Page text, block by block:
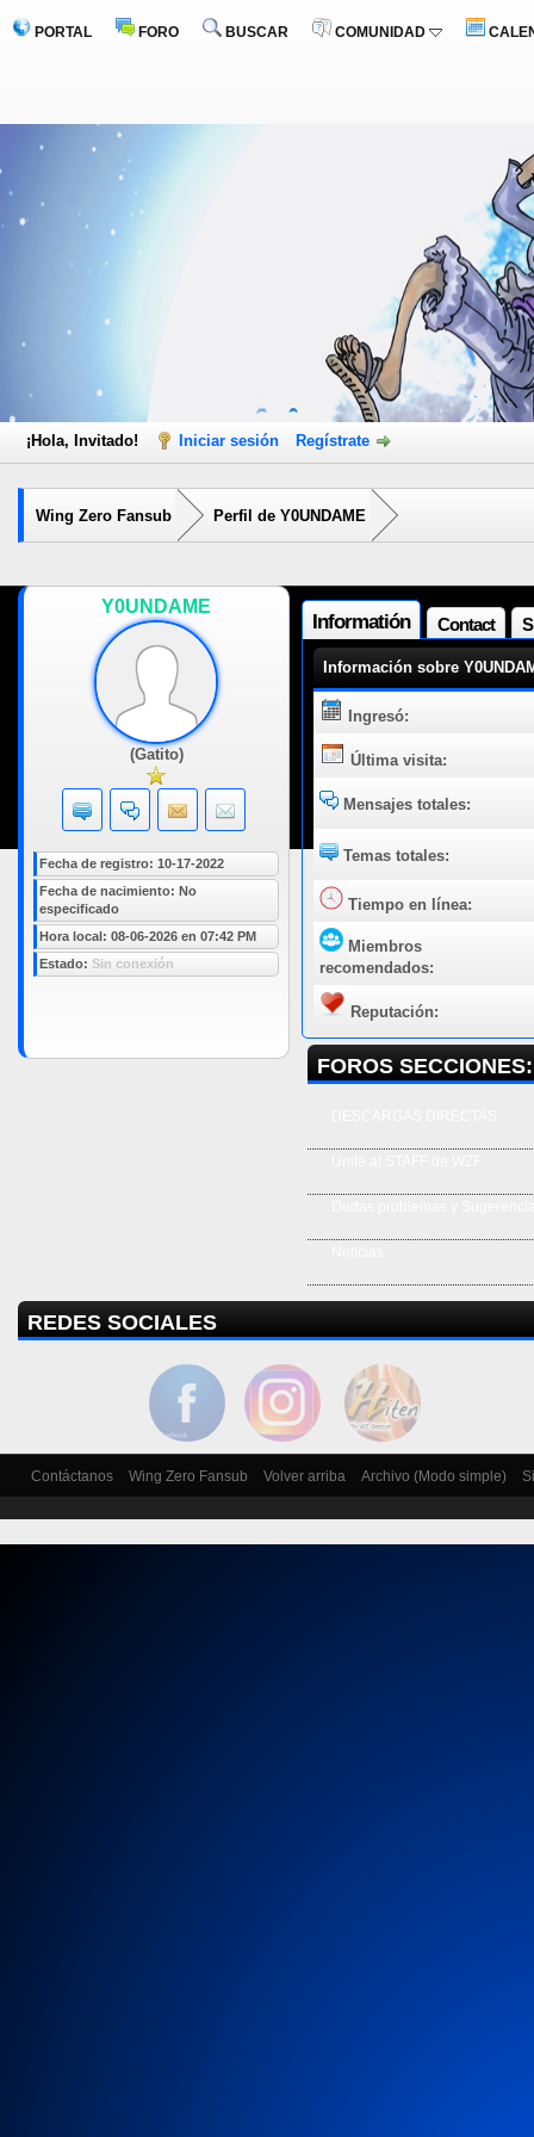
PORTAL FORO BUSCAR COMUNIDAD
¡Hola, Invitado! Iniciar sesión Regístrate
Wing Zero Fansub Perfil de Y0UNDAME
Y0UNDAME
(Gatito)
Fecha de registro: 10-17-2022
Fecha de nacimiento: No
especificado
Hora local: 08-06-2026 en 07:42 PM
Estado: Sin conexión
Informatión Contact
Información sobre
Ingresó:
Última visita:
Mensajes totales:
Temas totales:
Tiempo en línea:
Miembros
recomendados:
Reputación:
FOROS SECCIONES:
REDES SOCIALES
Contáctanos Wing Zero Fansub Volver arriba Archivo (Modo simple)